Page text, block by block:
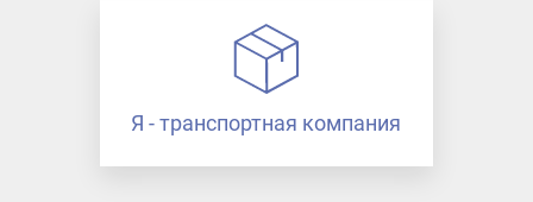
Я - транспортная компания